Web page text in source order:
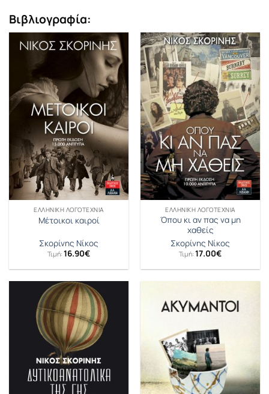
Βιβλιογραφία:
ΕΛΛΗΝΙΚΉ ΛΟΓΟΤΕΧΝΊΑ
Μέτοικοι καιροί
Σκορίνης Νίκος
Τιμή: 16.90€
ΕΛΛΗΝΙΚΉ ΛΟΓΟΤΕΧΝΊΑ
Όπου κι αν πας να μη
χαθείς
Σκορίνης Νίκος
Τιμή: 17.00€